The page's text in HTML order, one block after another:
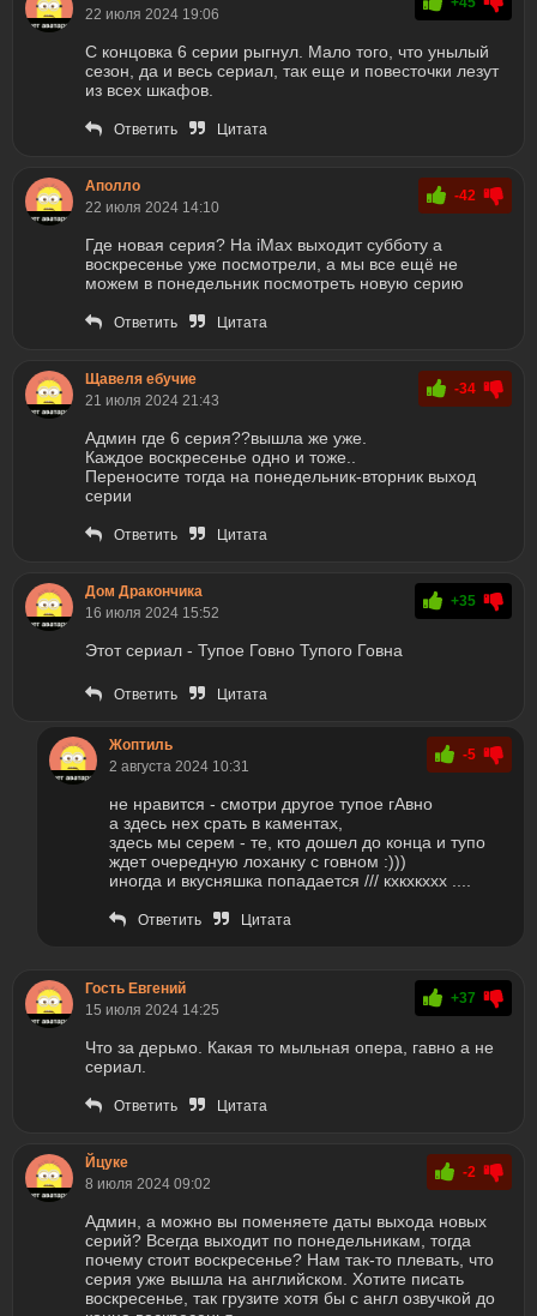
22 июля 2024 19:06
С концовка 6 серии рыгнул. Мало того, что унылый
сезон, да и весь сериал, так еще и повесточки лезут
из всех шкафов.
Ответить Цитата
Аполло
22 июля 2024 14:10
-42
Где новая серия? На iMax выходит субботу а
воскресенье уже посмотрели, а мы все ещё не
можем в понедельник посмотреть новую серию
Ответить Цитата
Щавеля ебучие
21 июля 2024 21:43
-34
Админ где 6 серия??вышла же уже.
Каждое воскресенье одно и тоже..
Переносите тогда на понедельник-вторник выход
серии
Ответить Цитата
Дом Дракончика
16 июля 2024 15:52
+35
Этот сериал - Тупое Говно Тупого Говна
Ответить Цитата
Жоптиль
2 августа 2024 10:31
-5
не нравится - смотри другое тупое гАвно
а здесь нех срать в каментах,
здесь мы сeрем - те, кто дошел до конца и тупо
ждет очередную лоханку с говном :)))
иногда и вкусняшка попадается /// кхкхкххх ....
Ответить Цитата
Гость Евгений
15 июля 2024 14:25
+37
Что за дерьмо. Какая то мыльная опера, гавно а не
сериал.
Ответить Цитата
Йцуке
8 июля 2024 09:02
-2
Админ, а можно вы поменяете даты выхода новых
серий? Всегда выходит по понедельникам, тогда
почему стоит воскресенье? Нам так-то плевать, что
серия уже вышла на английском. Хотите писать
воскресенье, так грузите хотя бы с англ озвучкой до